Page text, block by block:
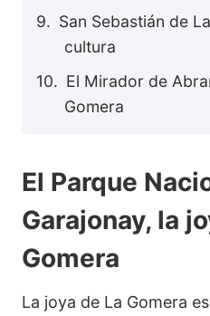
San Sebastián de
cultura
El Mirador de
Gomera
El Parque
Garajonay, la
Gomera
La joya de La Gomera